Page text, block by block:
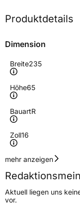
Produktdetails
Dimension
Breite235
Höhe65
BauartR
Zoll16
Lastindex115/113
mehr anzeigen
Aktuell liegen uns
vor.